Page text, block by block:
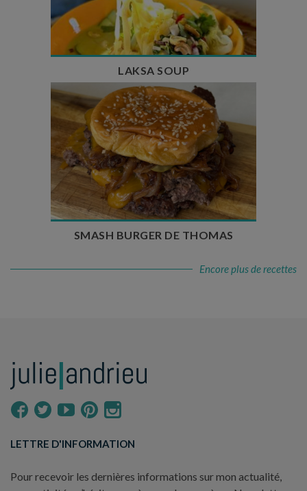
Temps de cuisson : 25 min
Nombre de couverts : 4
LAKSA SOUP
Temps de préparation : 20 min
Temps de cuisson : 5 à 10 min
Nombre de couverts : 4
SMASH BURGER DE THOMAS
Encore plus de recettes
LETTRE D'INFORMATION
Pour recevoir les dernières informations sur mon actualité,